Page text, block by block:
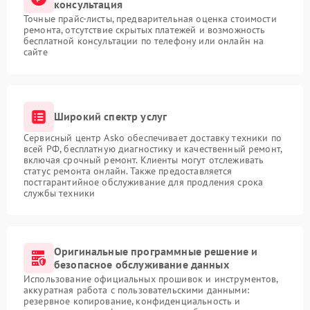
консультация
Точные прайс-листы, предварительная оценка стоимости
ремонта, отсутствие скрытых платежей и возможность
бесплатной консультации по телефону или онлайн на
сайте
Широкий спектр услуг
Сервисный центр Asko обеспечивает доставку техники по
всей РФ, бесплатную диагностику и качественный ремонт,
включая срочный ремонт. Клиенты могут отслеживать
статус ремонта онлайн. Также предоставляется
постгарантийное обслуживание для продления срока
службы техники
Оригинальные программные решение и
безопасное обслуживание данных
Использование официальных прошивок и инструментов,
аккуратная работа с пользовательскими данными:
резервное копирование, конфиденциальность и